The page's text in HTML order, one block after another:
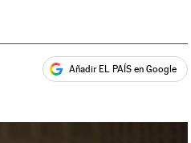
Añadir EL PAÍS en Google